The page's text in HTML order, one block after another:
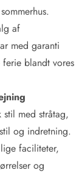
af
med garanti
blandt vores
stil med stråtag,
og indretning.
faciliteter,
og